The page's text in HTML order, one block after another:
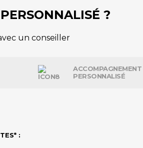
?
un conseiller
ACCOMPAGNEMENT
PERSONNALISÉ
: